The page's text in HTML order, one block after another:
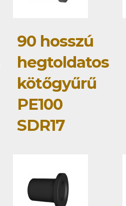
90 hosszú
hegtoldatos
kötőgyűrű
PE100
SDR17